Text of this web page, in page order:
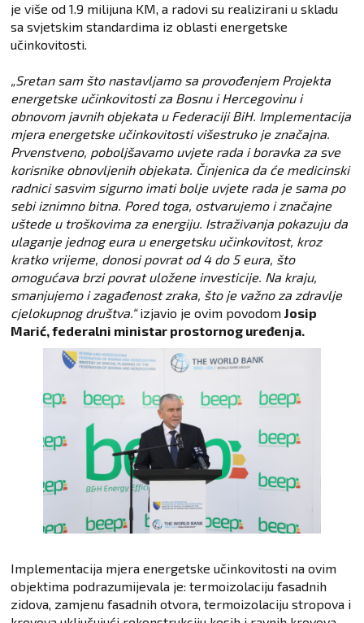
je više od 1.9 milijuna KM, a radovi su realizirani u skladu
sa svjetskim standardima iz oblasti energetske
učinkovitosti.
„Sretan sam što nastavljamo sa provođenjem Projekta
energetske učinkovitosti za Bosnu i Hercegovinu i
obnovom javnih objekata u Federaciji BiH. Implementacija
mjera energetske učinkovitosti višestruko je značajna.
Prvenstveno, poboljšavamo uvjete rada i boravka za sve
korisnike obnovljenih objekata. Činjenica da će medicinski
radnici sasvim sigurno imati bolje uvjete rada je sama po
sebi iznimno bitna. Pored toga, ostvarujemo i značajne
uštede u troškovima za energiju. Istraživanja pokazuju da
ulaganje jednog eura u energetsku učinkovitost, kroz
kratko vrijeme, donosi povrat od 4 do 5 eura, što
omogućava brzi povrat uložene investicije. Na kraju,
smanjujemo i zagađenost zraka, što je važno za zdravlje
cjelokupnog društva.“izjavio je ovim povodomJosip
Marić, federalni ministar prostornog uređenja.
Implementacija mjera energetske učinkovitosti na ovim
objektima podrazumijevala je: termoizolaciju fasadnih
zidova, zamjenu fasadnih otvora, termoizolaciju stropova i